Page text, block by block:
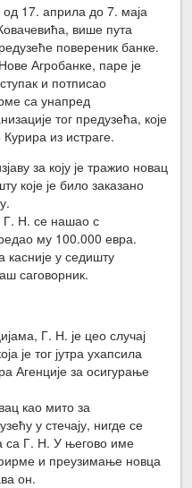
17. априла до 7. маја
више пута
повереник банке.
Агробанке, паре је
и потписао
са унапред
тог предузећа, које
Курира из истраге.
за коју је тражио новац
које је било заказано
Г. Н. се нашао с
му 100.000 евра.
у седишту
саговорник.
Г. Н. је цео случај
је тог јутра ухапсила
Агенције за осигурање
као мито за
у стечају, нигде се
са Г. Н. У његово име
и преузимање новца
он.